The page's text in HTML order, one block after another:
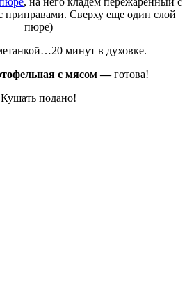
приправами. Сверху еще один слой
пюре)
минут в духовке.
с мясом —готова!
Кушать подано!